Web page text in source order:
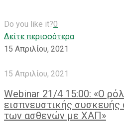
Do you like it?0
Δείτε περισσότερα
15 Απριλίου, 2021
15 Απριλίου, 2021
Webinar 21/4 15:00: «O
εισπνευστικής
των ασθενών με ΧΑΠ»